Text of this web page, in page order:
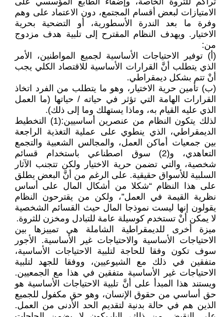
الامتيازات لبعض أقسام المجتمع، دون الاعتماد على وهم
وفرة ما بعد الندرة الأسطورية، أو التضحية بحرية
الاختيار. ويهدف النظام المقترح إلى تلبية هدف مزدوج
من:
(أ) توفير الاحتياجات الأساسية لجميع المواطنين، الأمر
الذي يتطلب أنَّ القرارات الأساسية للاقتصاد الكلي يجب
أنْ تتم بشكل ديمقراطي.
(ب) تأمين حرية الاختيار، وهو ما يتطلب من الفرد اتخاذ
القرارات الهامة التي تؤثر في حياته / حياتها (ما العمل
الذي عليه القيام به، وماذا يستهلك وما إلى ذلك).
لذلك يتكون النظام من عنصرين أساسيين:(1) التخطيط
الديمقراطي، الذي ينطوي على عملية التغذية الراجعة
بين جمعيات أماكن العمل، والمجالس الشعبية والتجمع
التعاهدي، و(2) سوق اصطناعي باستخدام قسائم
شخصية، والتي تضمن حرية الاختيار ولكن تتجنب الآثار
السلبية للأسواق حقيقية. على الرغم من أنَّ البعض يطلق
على هذا النظام “شكلا من أشكال المال على أساس
نظرية القيمة في العمل”، ولكن من يقترحون النظام
يقولون إنها ليست نموذجا المال حيث القسائم الشخصية
لا يمكن أنْ تستخدم كوسيلة عامة للتبادل ومخزن للثروة.
ميزة أخرى للديمقراطية الشاملة هي تمييزها بين
الاحتياجات الأساسية والاحتياجات غير الأساسية. الأجور
سوف تكون وفقا للحاجة لتلبية الاحتياجات الأساسية،
متفقين في ذلك مع الشيوعيين، ووفقا للجهد لتلبية
الاحتياجات غير الأساسية متفقين في هذا مع الجمعيين.
ويستند هذا المبدأ على أنَّ تلبية الاحتياجات الأساسية هو
حق أساسي من حقوق الإنسان، وهو حق مكفول للجميع
الذين هم في حالة بدنية لتقديم الحد الأدنى من العمل.